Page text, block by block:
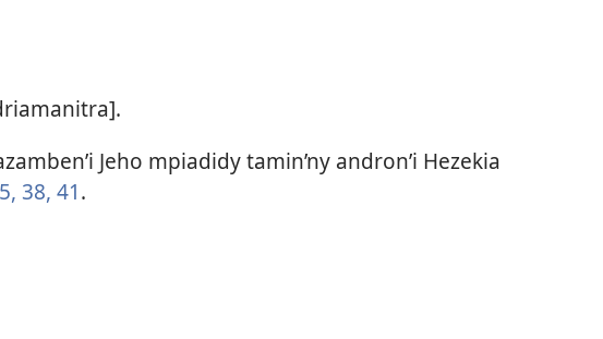
Jeho mpiadidy tamin’ny andron’i Hezekia
38, 41.